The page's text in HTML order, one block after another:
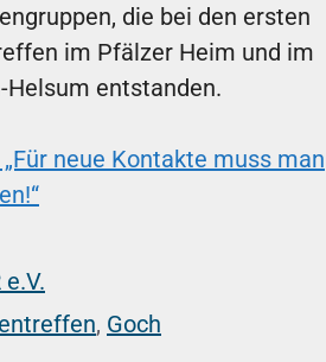
die bei den ersten
im Pfälzer Heim und im
Helsum entstanden.
„Für neue Kontakte muss man
e.V.
, Goch